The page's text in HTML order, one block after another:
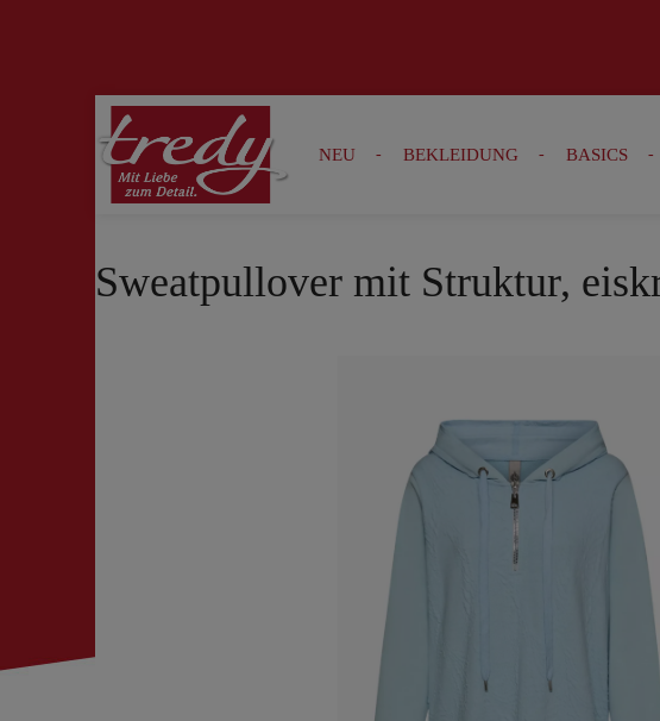
Zur Suche springen Zur Hauptnavigation springen
NEU BEKLEIDUNG BASICS
Sweatpullover mit Struktur,